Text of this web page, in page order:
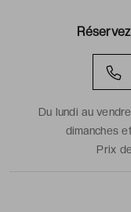
Du lundi au
dimanches
Prix